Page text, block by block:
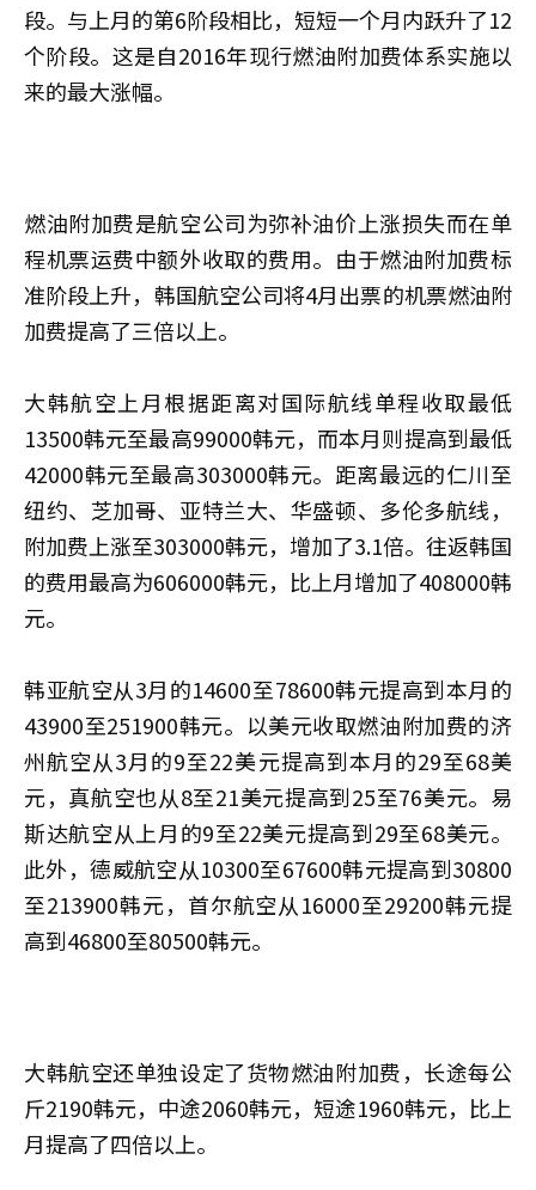
段。与上月的第6阶段相比，短短一个月内跃升了12
个阶段。这是自2016年现行燃油附加费体系实施以
来的最大涨幅。
燃油附加费是航空公司为弥补油价上涨损失而在单
程机票运费中额外收取的费用。由于燃油附加费标
准阶段上升，韩国航空公司将4月出票的机票燃油附
加费提高了三倍以上。
大韩航空上月根据距离对国际航线单程收取最低
13500韩元至最高99000韩元，而本月则提高到最低
42000韩元至最高303000韩元。距离最远的仁川至
纽约、芝加哥、亚特兰大、华盛顿、多伦多航线，
附加费上涨至303000韩元，增加了3.1倍。往返韩国
的费用最高为606000韩元，比上月增加了408000韩
元。
韩亚航空从3月的14600至78600韩元提高到本月的
43900至251900韩元。以美元收取燃油附加费的济
州航空从3月的9至22美元提高到本月的29至68美
元，真航空也从8至21美元提高到25至76美元。易
斯达航空从上月的9至22美元提高到29至68美元。
此外，德威航空从10300至67600韩元提高到30800
至213900韩元，首尔航空从16000至29200韩元提
高到46800至80500韩元。
大韩航空还单独设定了货物燃油附加费，长途每公
斤2190韩元，中途2060韩元，短途1960韩元，比上
月提高了四倍以上。